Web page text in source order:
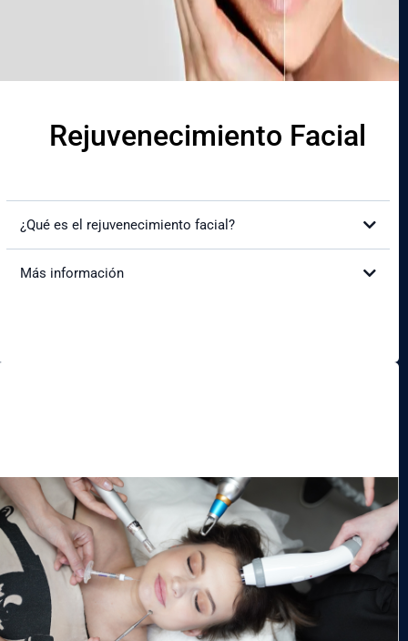
Rejuvenecimiento Facial
¿Qué es el rejuvenecimiento facial?
Más información
¿Cuánto tiempo duran los resultados?
Cómo te hará sentir y ver: